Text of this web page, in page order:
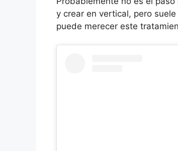
y crear en vertical, pero
puede merecer este